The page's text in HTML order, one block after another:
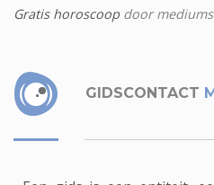
Gratis horoscoopdoor mediums
GIDSCONTACT